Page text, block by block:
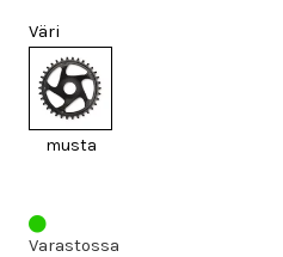
Väri
musta
Varastossa